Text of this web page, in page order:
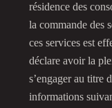
résidence des
la commande des
ces services est
déclare avoir la
s’engager au titre
informations